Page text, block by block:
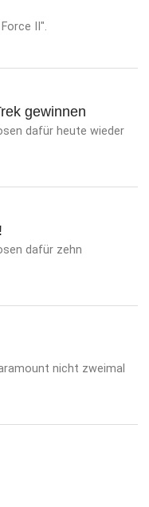
II".
gewinnen
dafür heute wieder
dafür zehn
nicht zweimal